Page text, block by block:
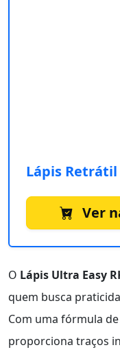
Lápis Retrátil
Ver
O Lápis Ultra Easy
quem busca
Com uma fórmula
proporciona traços